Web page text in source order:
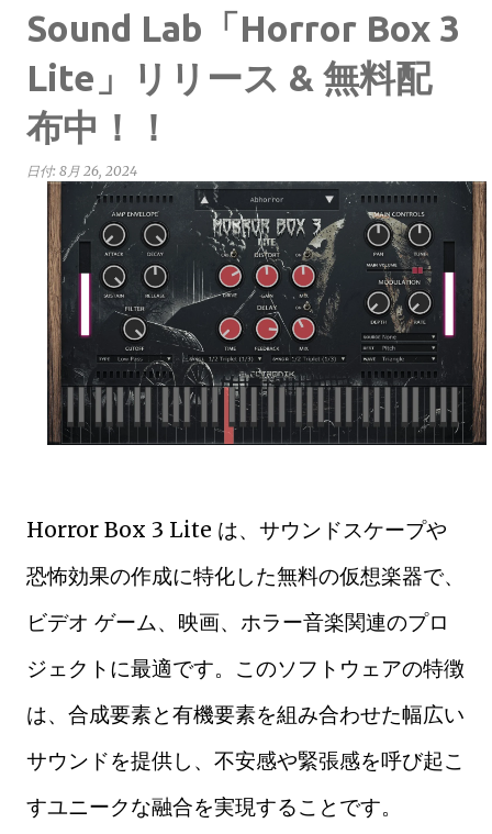
Sound Lab「Horror Box 3
Lite」リリース & 無料配
布中！！
日付: 8月 26, 2024
Horror Box 3 Lite は、サウンドスケープや
恐怖効果の作成に特化した無料の仮想楽器で、
ビデオ ゲーム、映画、ホラー音楽関連のプロ
ジェクトに最適です。このソフトウェアの特徴
は、合成要素と有機要素を組み合わせた幅広い
サウンドを提供し、不安感や緊張感を呼び起こ
すユニークな融合を実現することです。